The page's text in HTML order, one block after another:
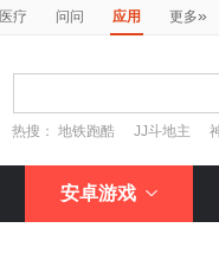
医疗 问问 应用 更多»
热搜：地铁跑酷 JJ斗地主
安卓游戏